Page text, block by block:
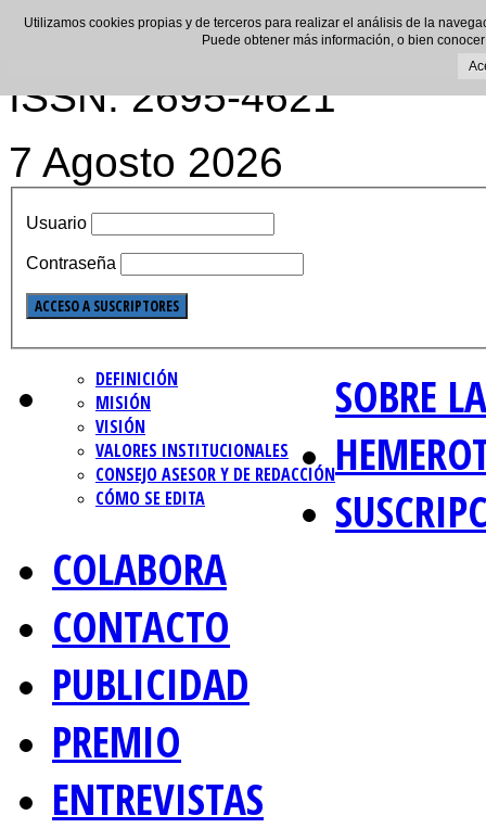
ISSN: 2695-4621
7 Agosto 2026
Usuario
Contraseña
SOBRE
DEFINICIÓN
MISIÓN
VISIÓN
VALORES INSTITUCIONALES
CONSEJO ASESOR Y DE REDACCIÓN
CÓMO SE EDITA
COLABORA
CONTACTO
PUBLICIDAD
PREMIO
ENTREVISTAS
Utilizamos cookies propias y de terceros para realizar el análisis de la
Puede obtener más información, o bien